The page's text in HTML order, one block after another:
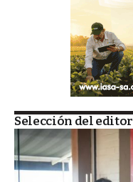
Selección del editor